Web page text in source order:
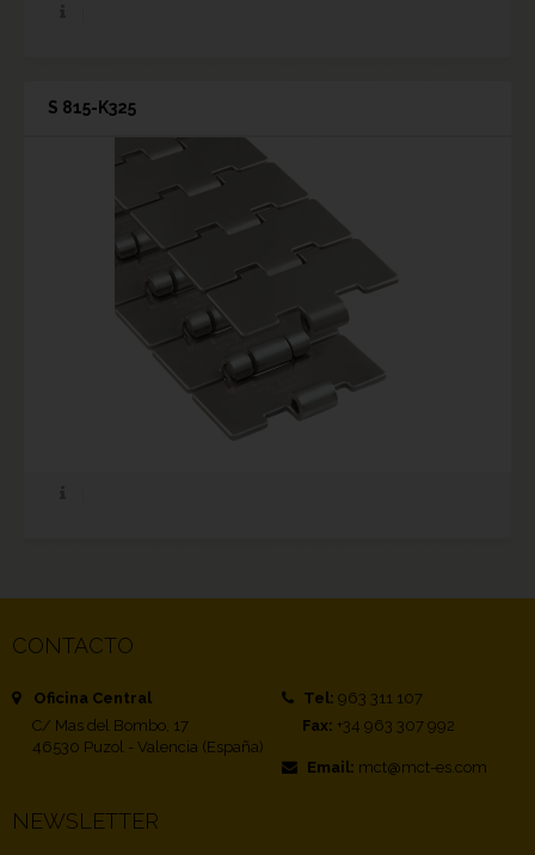
S 815-K325
CONTACTO
Oficina Central
C/ Mas del Bombo, 17
46530 Puzol - Valencia (España)
Tel: 963 311 107
Fax: +34 963 307 992
Email: mct@mct-es.com
NEWSLETTER